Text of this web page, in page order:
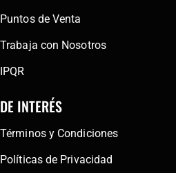
Puntos de Venta
Trabaja con Nosotros
IPQR
DE INTERÉS
Términos y Condiciones
Políticas de Privacidad